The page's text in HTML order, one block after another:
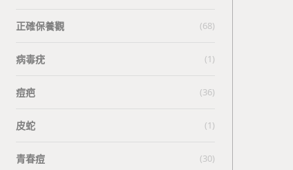
正確保養觀 (68)
病毒疣 (1)
痘疤 (36)
皮蛇 (1)
青春痘 (30)